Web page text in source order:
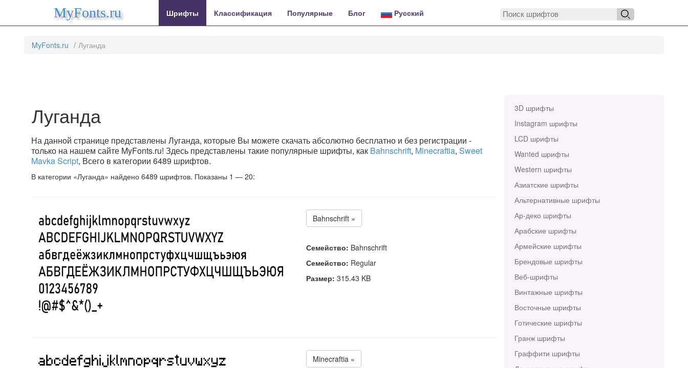
MyFonts.ru Шрифты Классификация Популярные Блог Русский
MyFonts.ru Луганда
3D шрифты
Instagram шрифты
LCD шрифты
Wanted шрифты
Western шрифты
Азиатские шрифты
Альтернативные шрифты
Ар-деко шрифты
Арабские шрифты
Армейские шрифты
Брендовые шрифты
Веб-шрифты
Винтажные шрифты
Восточные шрифты
Готические шрифты
Гранж шрифты
Граффити шрифты
Луганда
На данной странице представлены Луганда, которые Вы можете скачать абсолютно бесплатно и без регистрации -
только на нашем сайте MyFonts.ru! Здесь представлены такие популярные шрифты, как Bahnschrift, Minecraftia, Sweet
Mavka Script, Всего в категории 6489 шрифтов.
В категории «Луганда» найдено 6489 шрифтов. Показаны 1 — 20:
Bahnschrift »
Семейство: Bahnschrift
Семейство: Regular
Размер: 315.43 KB
Minecraftia »